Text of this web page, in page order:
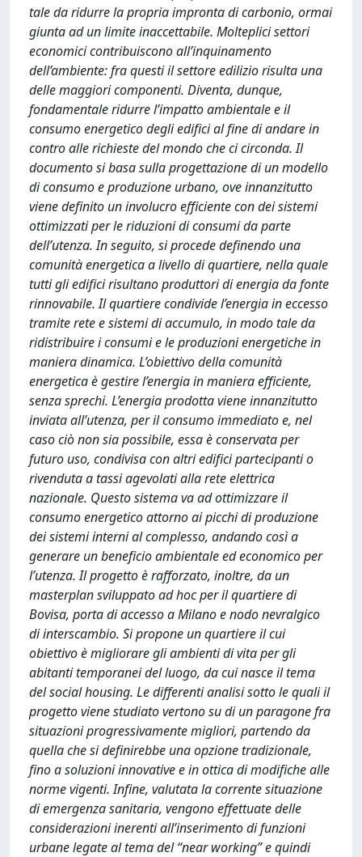
tale da ridurre la propria impronta di carbonio, ormai
giunta ad un limite inaccettabile. Molteplici settori
economici contribuiscono all’inquinamento
dell’ambiente: fra questi il settore edilizio risulta una
delle maggiori componenti. Diventa, dunque,
fondamentale ridurre l’impatto ambientale e il
consumo energetico degli edifici al fine di andare in
contro alle richieste del mondo che ci circonda. Il
documento si basa sulla progettazione di un modello
di consumo e produzione urbano, ove innanzitutto
viene definito un involucro efficiente con dei sistemi
ottimizzati per le riduzioni di consumi da parte
dell’utenza. In seguito, si procede definendo una
comunità energetica a livello di quartiere, nella quale
tutti gli edifici risultano produttori di energia da fonte
rinnovabile. Il quartiere condivide l’energia in eccesso
tramite rete e sistemi di accumulo, in modo tale da
ridistribuire i consumi e le produzioni energetiche in
maniera dinamica. L’obiettivo della comunità
energetica è gestire l’energia in maniera efficiente,
senza sprechi. L’energia prodotta viene innanzitutto
inviata all’utenza, per il consumo immediato e, nel
caso ciò non sia possibile, essa è conservata per
futuro uso, condivisa con altri edifici partecipanti o
rivenduta a tassi agevolati alla rete elettrica
nazionale. Questo sistema va ad ottimizzare il
consumo energetico attorno ai picchi di produzione
dei sistemi interni al complesso, andando così a
generare un beneficio ambientale ed economico per
l’utenza. Il progetto è rafforzato, inoltre, da un
masterplan sviluppato ad hoc per il quartiere di
Bovisa, porta di accesso a Milano e nodo nevralgico
di interscambio. Si propone un quartiere il cui
obiettivo è migliorare gli ambienti di vita per gli
abitanti temporanei del luogo, da cui nasce il tema
del social housing. Le differenti analisi sotto le quali il
progetto viene studiato vertono su di un paragone fra
situazioni progressivamente migliori, partendo da
quella che si definirebbe una opzione tradizionale,
fino a soluzioni innovative e in ottica di modifiche alle
norme vigenti. Infine, valutata la corrente situazione
di emergenza sanitaria, vengono effettuate delle
considerazioni inerenti all’inserimento di funzioni
urbane legate al tema del “near working” e quindi